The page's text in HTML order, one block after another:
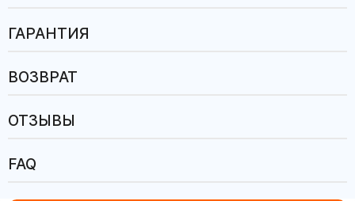
ГАРАНТИЯ
ВОЗВРАТ
ОТЗЫВЫ
FAQ